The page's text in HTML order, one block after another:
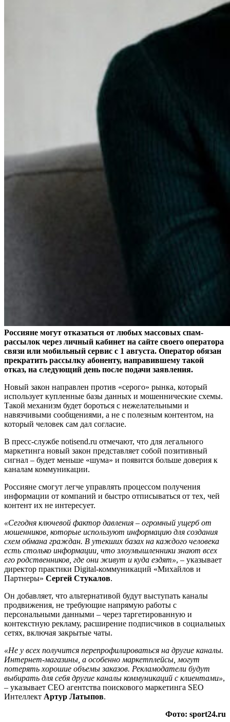
Россияне могут отказаться от любых массовых спам-
рассылок через личный кабинет на сайте своего оператора
связи или мобильный сервис с 1 августа. Оператор обязан
прекратить рассылку абоненту, направившему такой
отказ, на следующий день после подачи заявления.
Новый закон направлен против «серого» рынка, который
использует купленные базы данных и мошеннические схемы.
Такой механизм будет бороться с нежелательными и
навязчивыми сообщениями, а не с полезным контентом, на
который человек сам дал согласие.
В пресс-службе notisend.ru отмечают, что для легального
маркетинга новый закон представляет собой позитивный
сигнал – будет меньше «шума» и появится больше доверия к
каналам коммуникации.
Россияне смогут легче управлять процессом получения
информации от компаний и быстро отписываться от тех, чей
контент их не интересует.
«Сегодня ключевой фактор давления – огромный ущерб от
мошенников, которые используют информацию для создания
схем обмана граждан. В утекших базах на каждого человека
есть столько информации, что злоумышленники знают всех
его родственников, где они живут и куда ездят», – указывает
директор практики Digital-коммуникаций «Михайлов и
Партнеры» Сергей Стукалов.
Он добавляет, что альтернативой будут выступать каналы
продвижения, не требующие напрямую работы с
персональными данными – через таргетированную и
контекстную рекламу, расширение подписчиков в социальных
сетях, включая закрытые чаты.
«Не у всех получится перепрофилироваться на другие каналы.
Интернет-магазины, а особенно маркетплейсы, могут
потерять хорошие объемы заказов. Рекламодатели будут
выбирать для себя другие каналы коммуникаций с клиентами»,
– указывает СЕО агентства поискового маркетинга SEO
Интеллект Артур Латыпов.
Фото: sport24.ru